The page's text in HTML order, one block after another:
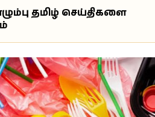
தமிழ் செய்திகளை